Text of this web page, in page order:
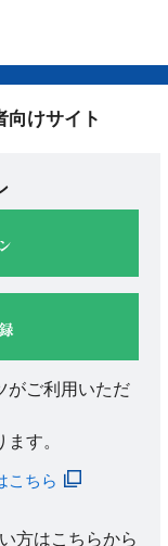
けサイト
がご利用いただ
す。
こちら
方はこちらから